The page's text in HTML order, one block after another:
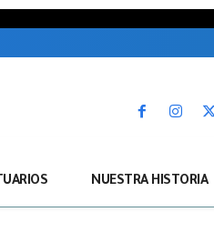
NUESTRA HISTORIA